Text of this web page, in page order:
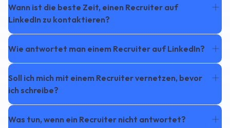
Wann ist die beste Zeit, einen Recruiter auf
LinkedIn zu kontaktieren?
Wie antwortet man einem Recruiter auf LinkedIn?
Soll ich mich mit einem Recruiter vernetzen, bevor
ich schreibe?
Was tun, wenn ein Recruiter nicht antwortet?